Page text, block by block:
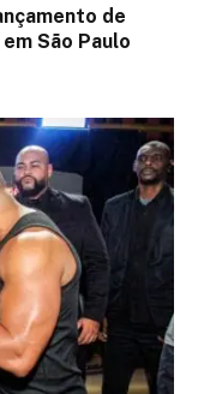
de
São Paulo